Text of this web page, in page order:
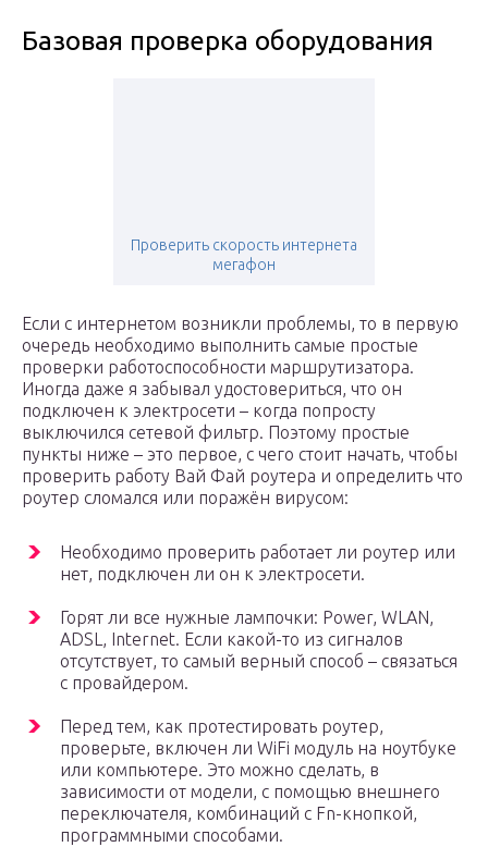
Базовая проверка оборудования
Проверить скорость интернета
мегафон
Если с интернетом возникли проблемы, то в первую
очередь необходимо выполнить самые простые
проверки работоспособности маршрутизатора.
Иногда даже я забывал удостовериться, что он
подключен к электросети – когда попросту
выключился сетевой фильтр. Поэтому простые
пункты ниже – это первое, с чего стоит начать, чтобы
проверить работу Вай Фай роутера и определить что
роутер сломался или поражён вирусом:
Необходимо проверить работает ли роутер или
нет, подключен ли он к электросети.
Горят ли все нужные лампочки: Power, WLAN,
ADSL, Internet. Если какой-то из сигналов
отсутствует, то самый верный способ – связаться
с провайдером.
Перед тем, как протестировать роутер,
проверьте, включен ли WiFi модуль на ноутбуке
или компьютере. Это можно сделать, в
зависимости от модели, с помощью внешнего
переключателя, комбинаций с Fn-кнопкой,
программными способами.